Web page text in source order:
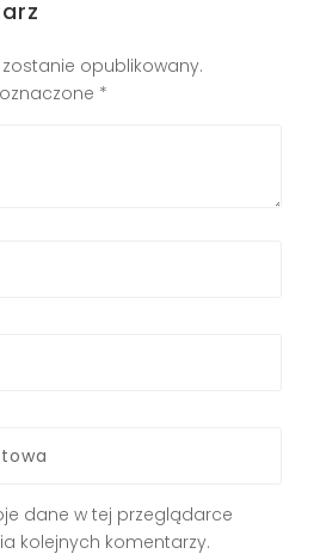
opublikowany.
*
dane w tej przeglądarce
kolejnych komentarzy.